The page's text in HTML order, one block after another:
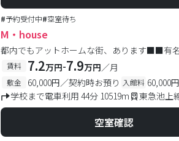
#予約受付中#空室待ち
M・house
都内でもアットホームな街、あります■■有
賃料 7.2万円-7.9万円／月
敷金 60,000円／契約時お預り 入館料 60,000
学校まで電車利用 44分 10519m
東急池上
空室確認